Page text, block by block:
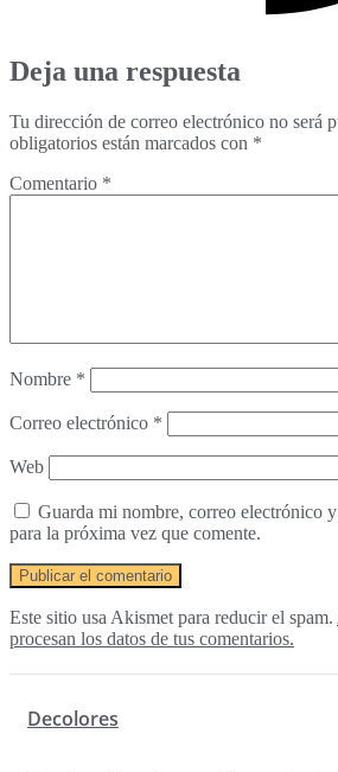
Deja una respuesta
Tu dirección de correo electrónico no será
obligatorios están marcados con *
Comentario *
Nombre *
Correo electrónico *
Web
Guarda mi nombre, correo electrónico
para la próxima vez que comente.
Este sitio usa Akismet para reducir el spam.
procesan los datos de tus comentarios.
Decolores